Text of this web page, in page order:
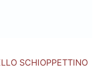
SCHIOPPETTINO